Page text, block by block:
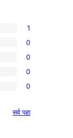
1
0
0
0
0
सर्वपुनरावलोकने
पहा